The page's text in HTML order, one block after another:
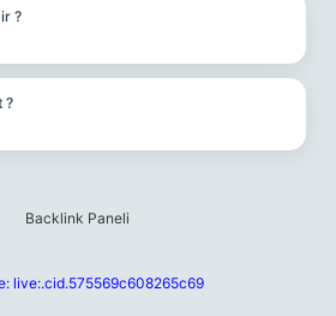
?
?
live:.cid.575569c608265c69